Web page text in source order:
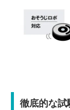
徹底的な